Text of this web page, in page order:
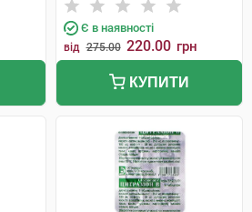
Є в наявності
від 275.00 220.00 грн
КУПИТИ